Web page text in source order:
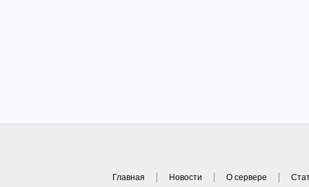
Главная Новости О сервере